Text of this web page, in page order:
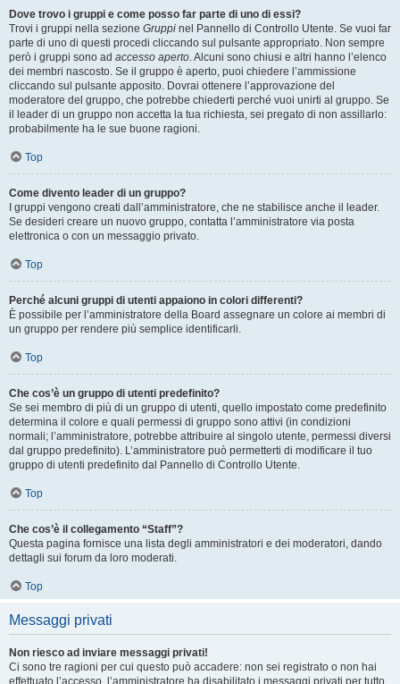
Dove trovo i gruppi e come posso far parte di uno di essi?
Trovi i gruppi nella sezione Gruppi nel Pannello di Controllo Utente. Se vuoi far
parte di uno di questi procedi cliccando sul pulsante appropriato. Non sempre
però i gruppi sono ad accesso aperto. Alcuni sono chiusi e altri hanno l’elenco
dei membri nascosto. Se il gruppo è aperto, puoi chiedere l’ammissione
cliccando sul pulsante apposito. Dovrai ottenere l’approvazione del
moderatore del gruppo, che potrebbe chiederti perché vuoi unirti al gruppo. Se
il leader di un gruppo non accetta la tua richiesta, sei pregato di non assillarlo:
probabilmente ha le sue buone ragioni.
Top
Come divento leader di un gruppo?
I gruppi vengono creati dall’amministratore, che ne stabilisce anche il leader.
Se desideri creare un nuovo gruppo, contatta l’amministratore via posta
elettronica o con un messaggio privato.
Top
Perché alcuni gruppi di utenti appaiono in colori differenti?
È possibile per l’amministratore della Board assegnare un colore ai membri di
un gruppo per rendere più semplice identificarli.
Top
Che cos’è un gruppo di utenti predefinito?
Se sei membro di più di un gruppo di utenti, quello impostato come predefinito
determina il colore e quali permessi di gruppo sono attivi (in condizioni
normali; l’amministratore, potrebbe attribuire al singolo utente, permessi diversi
dal gruppo predefinito). L’amministratore può permetterti di modificare il tuo
gruppo di utenti predefinito dal Pannello di Controllo Utente.
Top
Che cos’è il collegamento “Staff”?
Questa pagina fornisce una lista degli amministratori e dei moderatori, dando
dettagli sui forum da loro moderati.
Top
Messaggi privati
Non riesco ad inviare messaggi privati!
Ci sono tre ragioni per cui questo può accadere: non sei registrato o non hai
effettuato l’accesso, l’amministratore ha disabilitato i messaggi privati per tutto